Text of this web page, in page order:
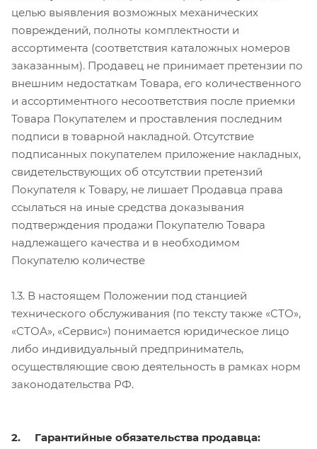
целью выявления возможных механических
повреждений, полноты комплектности и
ассортимента (соответствия каталожных номеров
заказанным). Продавец не принимает претензии по
внешним недостаткам Товара, его количественного
и ассортиментного несоответствия после приемки
Товара Покупателем и проставления последним
подписи в товарной накладной. Отсутствие
подписанных покупателем приложение накладных,
свидетельствующих об отсутствии претензий
Покупателя к Товару, не лишает Продавца права
ссылаться на иные средства доказывания
подтверждения продажи Покупателю Товара
надлежащего качества и в необходимом
Покупателю количестве
1.3. В настоящем Положении под станцией
технического обслуживания (по тексту также «СТО»,
«СТОА», «Сервис») понимается юридическое лицо
либо индивидуальный предприниматель,
осуществляющие свою деятельность в рамках норм
законодательства РФ.
2. Гарантийные обязательства продавца: